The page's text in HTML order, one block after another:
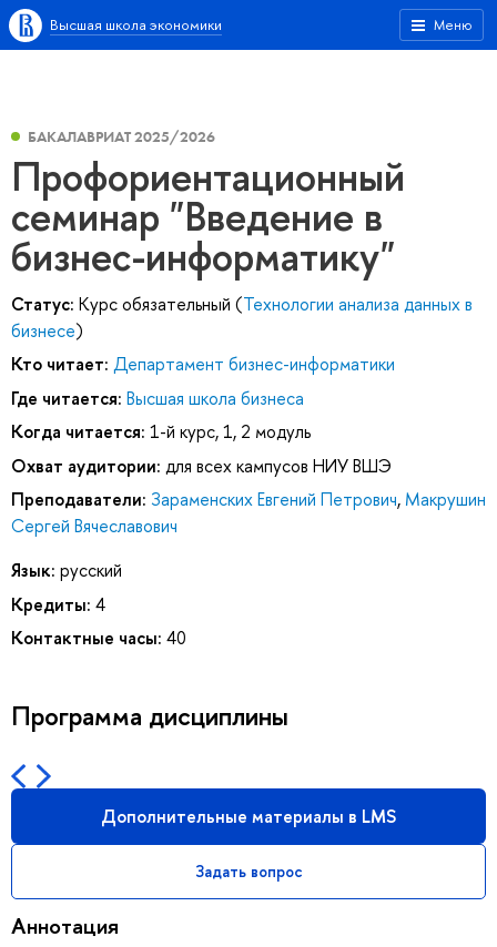
Меню
Высшая школа экономики
БАКАЛАВРИАТ 2025/2026
Профориентационный
семинар "Введение в
бизнес-информатику"
Статус: Курс обязательный (Технологии анализа данных в
бизнесе)
Кто читает: Департамент бизнес-информатики
Где читается: Высшая школа бизнеса
Когда читается: 1-й курс, 1, 2 модуль
Охват аудитории: для всех кампусов НИУ ВШЭ
Преподаватели: Зараменских Евгений Петрович, Макрушин
Сергей Вячеславович
Язык: русский
Кредиты: 4
Контактные часы: 40
Программа дисциплины
Дополнительные материалы в LMS
Задать вопрос
Аннотация